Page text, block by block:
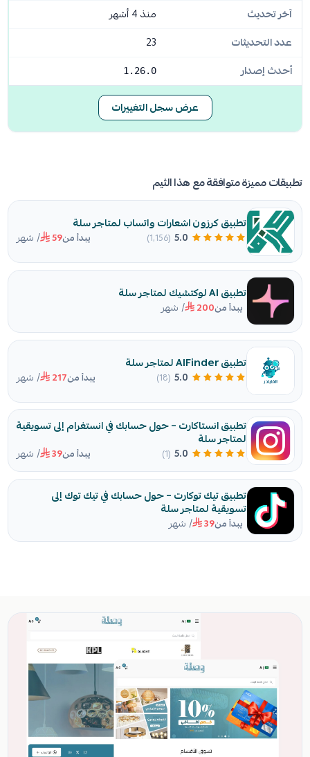
آخر تحديث
منذ 4 أشهر
عدد التحديثات
23
أحدث إصدار
1.26.0
عرض سجل التغييرات
تطبيقات مميزة متوافقة مع هذا الثيم
تطبيق كرزون اشعارات واتساب لمتاجر سلة
5.0 (1٬156) يبدأ من59 / شهر
تطبيق AI لوكتشيك لمتاجر سلة
يبدأ من200 / شهر
تطبيق AlFinder لمتاجر سلة
5.0
(18) يبدأ من217 / شهر
تطبيق انستاكارت – حول حسابك في انستغرام إلى تسويقية
لمتاجر سلة
5.0
(1) يبدأ من39 / شهر
تطبيق تيك توكارت – حول حسابك في تيك توك إلى
تسويقية لمتاجر سلة
يبدأ من39 / شهر